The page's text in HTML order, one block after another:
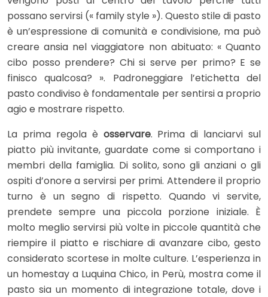
possano servirsi (« family style »). Questo stile di pasto
è un’espressione di comunità e condivisione, ma può
creare ansia nel viaggiatore non abituato: « Quanto
cibo posso prendere? Chi si serve per primo? E se
finisco qualcosa? ». Padroneggiare l’etichetta del
pasto condiviso è fondamentale per sentirsi a proprio
agio e mostrare rispetto.
La prima regola è osservare. Prima di lanciarvi sul
piatto più invitante, guardate come si comportano i
membri della famiglia. Di solito, sono gli anziani o gli
ospiti d’onore a servirsi per primi. Attendere il proprio
turno è un segno di rispetto. Quando vi servite,
prendete sempre una piccola porzione iniziale. È
molto meglio servirsi più volte in piccole quantità che
riempire il piatto e rischiare di avanzare cibo, gesto
considerato scortese in molte culture. L’esperienza in
un homestay a Luquina Chico, in Perù, mostra come il
pasto sia un momento di integrazione totale, dove i